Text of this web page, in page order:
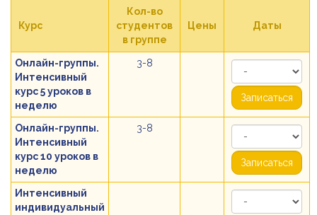
Курс
Кол-во
студентов
в группе
Цены Даты
Онлайн-группы.
Интенсивный
курс 5 уроков в
неделю
3-8
Записаться
Онлайн-группы.
Интенсивный
курс 10 уроков в
неделю
3-8
Записаться
Интенсивный
индивидуальный